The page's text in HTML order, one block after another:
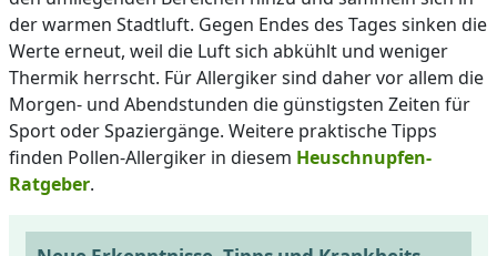
der warmen Stadtluft. Gegen Endes des Tages sinken die
Werte erneut, weil die Luft sich abkühlt und weniger
Thermik herrscht. Für Allergiker sind daher vor allem die
Morgen- und Abendstunden die günstigsten Zeiten für
Sport oder Spaziergänge. Weitere praktische Tipps
finden Pollen-Allergiker in diesem Heuschnupfen-
Ratgeber.